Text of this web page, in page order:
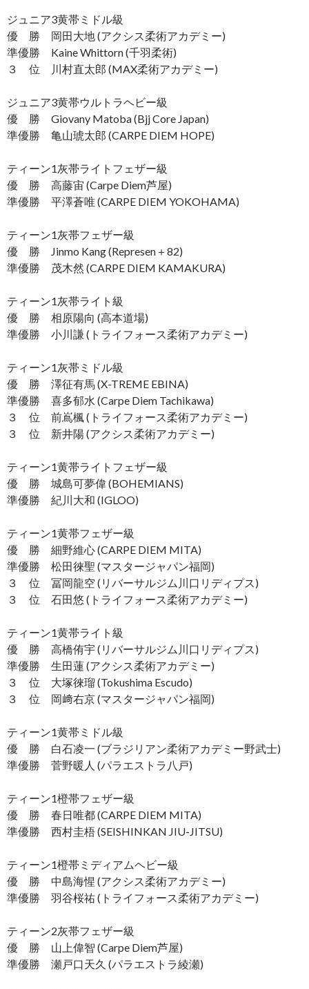
ジュニア3黄帯ミドル級
優 勝 岡田大地 (アクシス柔術アカデミー)
準優勝 Kaine Whittorn (千羽柔術)
３ 位 川村直太郎 (MAX柔術アカデミー)
ジュニア3黄帯ウルトラヘビー級
優 勝 Giovany Matoba (Bjj Core Japan)
準優勝 亀山琥太郎 (CARPE DIEM HOPE)
ティーン1灰帯ライトフェザー級
優 勝 高藤宙 (Carpe Diem芦屋)
準優勝 平澤蒼唯 (CARPE DIEM YOKOHAMA)
ティーン1灰帯フェザー級
優 勝 Jinmo Kang (Represen＋82)
準優勝 茂木然 (CARPE DIEM KAMAKURA)
ティーン1灰帯ライト級
優 勝 相原陽向 (高本道場)
準優勝 小川謙 (トライフォース柔術アカデミー)
ティーン1灰帯ミドル級
優 勝 澤征有馬 (X-TREME EBINA)
準優勝 喜多郁水 (Carpe Diem Tachikawa)
３ 位 前嶌楓 (トライフォース柔術アカデミー)
３ 位 新井陽 (アクシス柔術アカデミー)
ティーン1黄帯ライトフェザー級
優 勝 城島可夢偉 (BOHEMIANS)
準優勝 紀川大和 (IGLOO)
ティーン1黄帯フェザー級
優 勝 細野維心 (CARPE DIEM MITA)
準優勝 松田徠聖 (マスタージャパン福岡)
３ 位 冨岡龍空 (リバーサルジム川口リディプス)
３ 位 石田悠 (トライフォース柔術アカデミー)
ティーン1黄帯ライト級
優 勝 高橋侑宇 (リバーサルジム川口リディプス)
準優勝 生田蓮 (アクシス柔術アカデミー)
３ 位 大塚徠瑠 (Tokushima Escudo)
３ 位 岡﨑右京 (マスタージャパン福岡)
ティーン1黄帯ミドル級
優 勝 白石凌一 (ブラジリアン柔術アカデミー野武士)
準優勝 菅野暖人 (パラエストラ八戸)
ティーン1橙帯フェザー級
優 勝 春日唯都 (CARPE DIEM MITA)
準優勝 西村圭梧 (SEISHINKAN JIU-JITSU)
ティーン1橙帯ミディアムヘビー級
優 勝 中島海惺 (アクシス柔術アカデミー)
準優勝 羽谷桜祐 (トライフォース柔術アカデミー)
ティーン2灰帯フェザー級
優 勝 山上偉智 (Carpe Diem芦屋)
準優勝 瀬戸口天久 (パラエストラ綾瀬)